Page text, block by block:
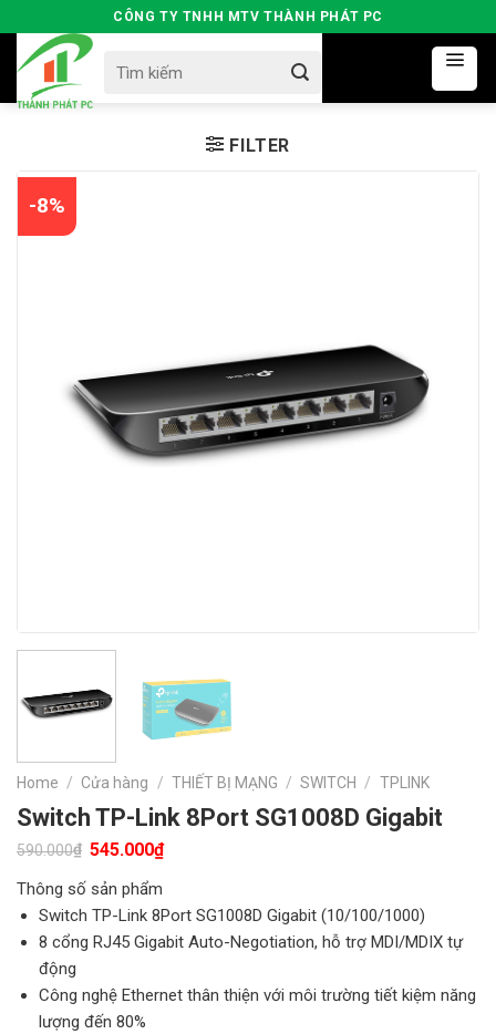
to
content
CÔNG TY TNHH MTV THÀNH PHÁT PC
for:
FILTER
-8%
Home / Cửa hàng / THIẾT BỊ MẠNG / SWITCH / TPLINK
Switch TP-Link 8Port SG1008D Gigabit
590.000₫ Original
was:
590.000₫.
545.000₫Current
Thông số sản phẩm
Switch TP-Link 8Port SG1008D Gigabit (10/100/1000)
8 cổng RJ45 Gigabit Auto-Negotiation, hỗ trợ MDI/MDIX tự
động
Công nghệ Ethernet thân thiện với môi trường tiết kiệm năng
lượng đến 80%